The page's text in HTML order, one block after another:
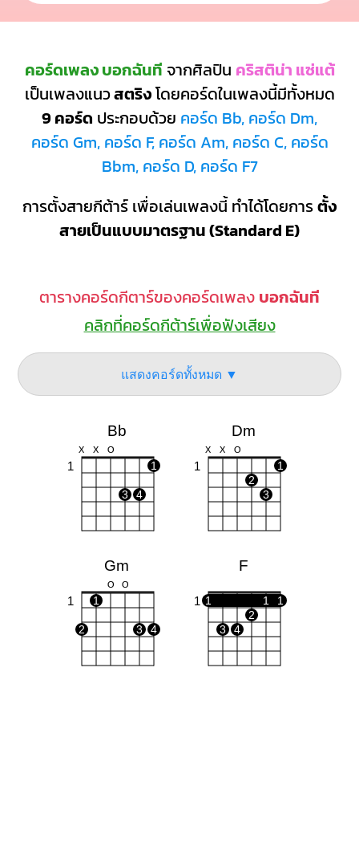
คอร์ดเพลง บอกฉันที จากศิลปิน คริสติน่า แซ่แต้
เป็นเพลงแนวสตริงโดยคอร์ดในเพลงนี้มีทั้งหมด
9 คอร์ด ประกอบด้วย คอร์ด Bb, คอร์ด Dm,
คอร์ด Gm, คอร์ด F, คอร์ด Am, คอร์ด C, คอร์ด
Bbm, คอร์ด D, คอร์ด F7
การตั้งสายกีต้าร์ เพื่อเล่นเพลงนี้ ทำได้โดยการตั้ง
สายเป็นแบบมาตรฐาน (Standard E)
ตารางคอร์ดกีตาร์ของคอร์ดเพลง บอกฉันที
คลิกที่คอร์ดกีต้าร์เพื่อฟังเสียง
แสดงคอร์ดทั้งหมด ▼
Bb
X X O
1 1
3 4
Dm
X X O
1
1
2
3
Gm
O O
1 1
2 3 4
F
1 1 1
1
2
3
4